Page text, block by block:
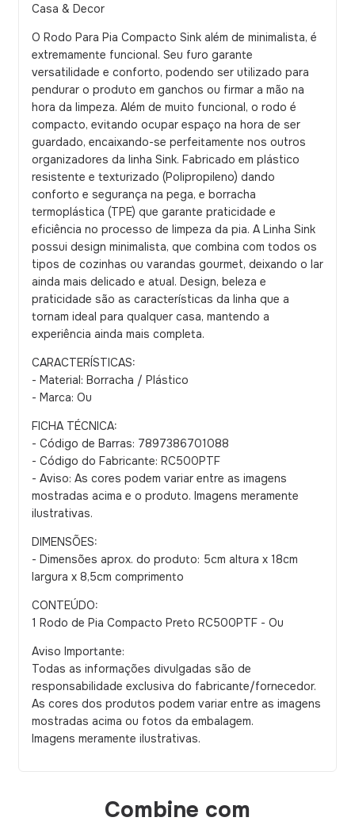
Casa & Decor
O Rodo Para Pia Compacto Sink além de minimalista, é
extremamente funcional. Seu furo garante
versatilidade e conforto, podendo ser utilizado para
pendurar o produto em ganchos ou firmar a mão na
hora da limpeza. Além de muito funcional, o rodo é
compacto, evitando ocupar espaço na hora de ser
guardado, encaixando-se perfeitamente nos outros
organizadores da linha Sink. Fabricado em plástico
resistente e texturizado (Polipropileno) dando
conforto e segurança na pega, e borracha
termoplástica (TPE) que garante praticidade e
eficiência no processo de limpeza da pia. A Linha Sink
possui design minimalista, que combina com todos os
tipos de cozinhas ou varandas gourmet, deixando o lar
ainda mais delicado e atual. Design, beleza e
praticidade são as características da linha que a
tornam ideal para qualquer casa, mantendo a
experiência ainda mais completa.
CARACTERÍSTICAS:
- Material: Borracha / Plástico
- Marca: Ou
FICHA TÉCNICA:
- Código de Barras: 7897386701088
- Código do Fabricante: RC500PTF
- Aviso: As cores podem variar entre as imagens
mostradas acima e o produto. Imagens meramente
ilustrativas.
DIMENSÕES:
- Dimensões aprox. do produto: 5cm altura x 18cm
largura x 8,5cm comprimento
CONTEÚDO:
1 Rodo de Pia Compacto Preto RC500PTF - Ou
Aviso Importante:
Todas as informações divulgadas são de
responsabilidade exclusiva do fabricante/fornecedor.
As cores dos produtos podem variar entre as imagens
mostradas acima ou fotos da embalagem.
Imagens meramente ilustrativas.
Combine com